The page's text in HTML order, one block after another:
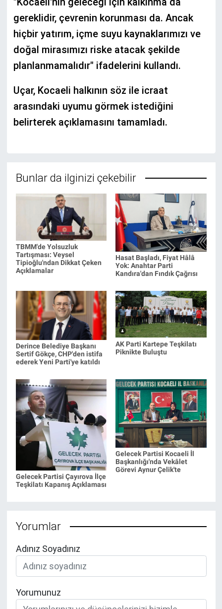
gereklidir, çevrenin korunması da. Ancak
hiçbir yatırım, içme suyu kaynaklarımızı ve
doğal mirasımızı riske atacak şekilde
planlanmamalıdır" ifadelerini kullandı.
Uçar, Kocaeli halkının söz ile icraat
arasındaki uyumu görmek istediğini
belirterek açıklamasını tamamladı.
Bunlar da ilginizi çekebilir
TBMM'de Yolsuzluk
Tartışması: Veysel
Tipioğlu'ndan Dikkat Çeken
Açıklamalar
Hasat Başladı, Fiyat Hâlâ
Yok: Anahtar Parti
Kandıra'dan Fındık Çağrısı
Derince Belediye Başkanı
Sertif Gökçe, CHP'den istifa
ederek Yeni Parti'ye katıldı
AK Parti Kartepe Teşkilatı
Piknikte Buluştu
Gelecek Partisi Çayırova İlçe
Teşkilatı Kapanış Açıklaması
Gelecek Partisi Kocaeli İl
Başkanlığı'nda Vekâlet
Görevi Aynur Çelik'te
Yorumlar
Adınız Soyadınız
Yorumunuz